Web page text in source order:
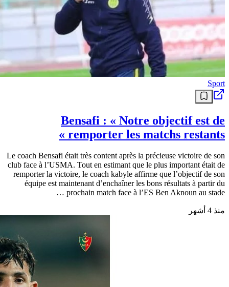
Sport
Bensafi : « Notre objectif est de
remporter les matchs restants »
Le coach Bensafi était très content après la précieuse victoire de son
club face à l’USMA. Tout en estimant que le plus important était de
remporter la victoire, le coach kabyle affirme que l’objectif de son
équipe est maintenant d’enchaîner les bons résultats à partir du
prochain match face à l’ES Ben Aknoun au stade …
منذ 4 أشهر